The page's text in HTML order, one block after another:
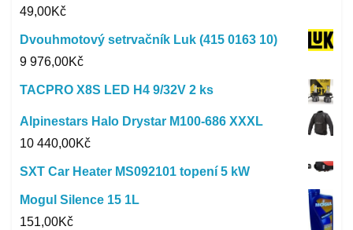
49,00Kč
Dvouhmotový setrvačník Luk (415 0163 10)
9 976,00Kč
TACPRO X8S LED H4 9/32V 2 ks
Alpinestars Halo Drystar M100-686 XXXL
10 440,00Kč
SXT Car Heater MS092101 topení 5 kW
Mogul Silence 15 1L
151,00Kč